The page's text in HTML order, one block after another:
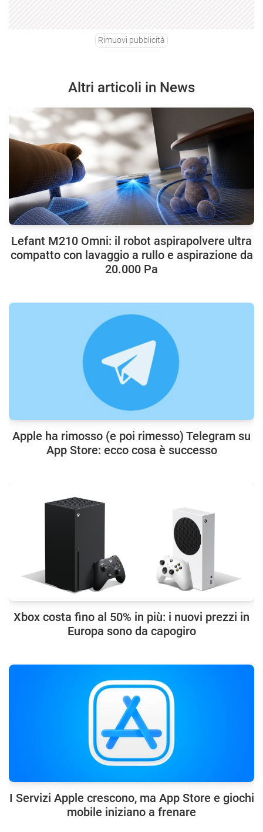
Rimuovi pubblicità
Altri articoli in News
Lefant M210 Omni: il robot aspirapolvere ultra
compatto con lavaggio a rullo e aspirazione da
20.000 Pa
Apple ha rimosso (e poi rimesso) Telegram su
App Store: ecco cosa è successo
Xbox costa fino al 50% in più: i nuovi prezzi in
Europa sono da capogiro
I Servizi Apple crescono, ma App Store e giochi
mobile iniziano a frenare